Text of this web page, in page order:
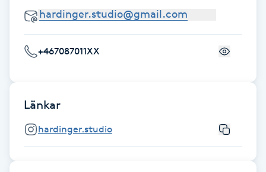
Fotsvamp
Fotvård
Fransar
Fransborttagning
Fransfärgning
+467087011XX
Länkar
hardinger.studio